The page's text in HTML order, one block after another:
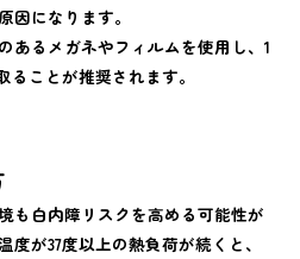
因になります。
あるメガネやフィルムを使用し、1
ることが推奨されます。
も白内障リスクを高める可能性が
が37度以上の熱負荷が続くと、